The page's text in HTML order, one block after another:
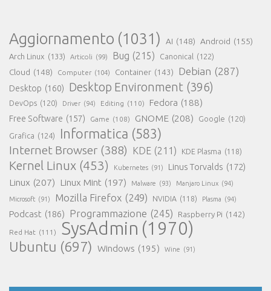
Aggiornamento (1031) AI (148) Android (155)
Arch Linux (133) Articoli (99) Bug (215) Canonical (122)
Cloud (148) Computer (104) Container (143) Debian (287)
Desktop (160) Desktop Environment (396)
DevOps (120) Driver (94) Editing (110) Fedora (188)
Free Software (157) Game (108) GNOME (208) Google (120)
Grafica (124) Informatica (583)
Internet Browser (388) KDE (211) KDE Plasma (118)
Kernel Linux (453) Kubernetes (91) Linus Torvalds (172)
Linux (207) Linux Mint (197) Malware (93) Manjaro Linux (94)
Microsoft (91) Mozilla Firefox (249) NVIDIA (118) Plasma (94)
Podcast (186) Programmazione (245) Raspberry Pi (142)
Red Hat (111) SysAdmin (1970)
Ubuntu (697) Windows (195) Wine (91)